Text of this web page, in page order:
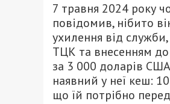
7 травня 2024 року
повідомив, нібито
ухилення від
ТЦК та внесенням до
за 3 000 доларів
наявний у неї кеш:
що їй потрібно